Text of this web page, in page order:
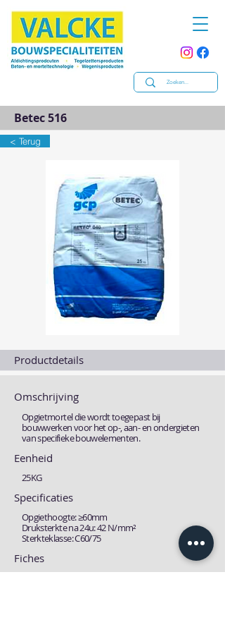
Betec 516
< Terug
Productdetails
Omschrijving
Opgietmortel die wordt toegepast bij
bouwwerken voor het op-, aan- en ondergieten
van specifieke bouwelementen.
Eenheid
25KG
Specificaties
Opgiethoogte: ≥60mm
Druksterkte na 24u: 42 N/mm²
Sterkteklasse: C60/75
Fiches